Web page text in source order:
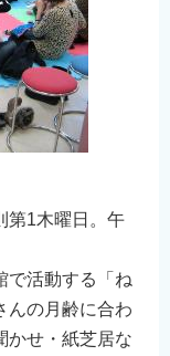
第1木曜日。午
で活動する「ね
んの月齢に合わ
かせ・紙芝居な